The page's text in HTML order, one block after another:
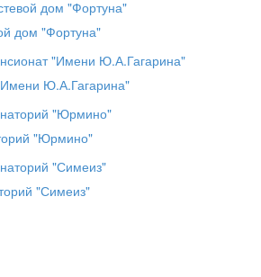
дом "Фортуна"
Ю.А.Гагарина"
"Юрмино"
"Симеиз"